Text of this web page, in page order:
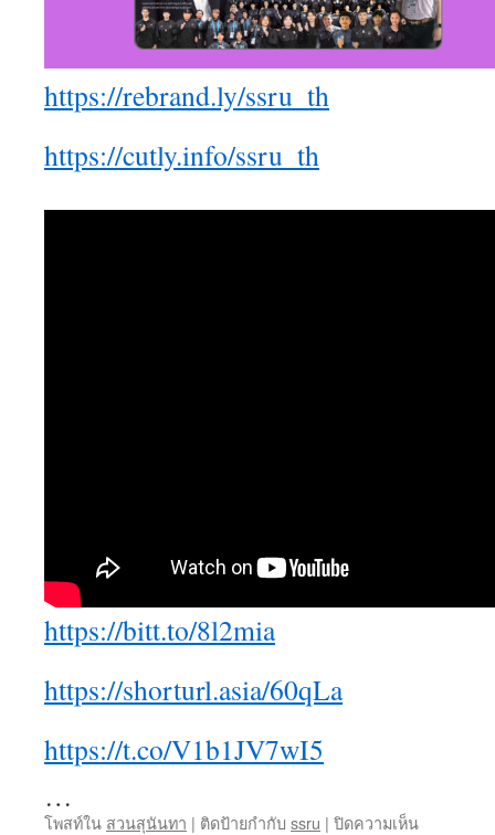
https://rebrand.ly/ssru_th
https://cutly.info/ssru_th
https://bitt.to/8l2mia
https://shorturl.asia/60qLa
https://t.co/V1b1JV7wI5
…
โพสท์ใน สวนสุนันทา | ติดป้ายกำกับ ssru | ปิดความเห็นบน